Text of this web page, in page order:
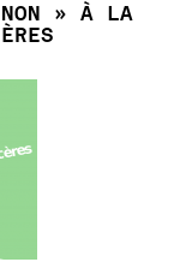
» À LA